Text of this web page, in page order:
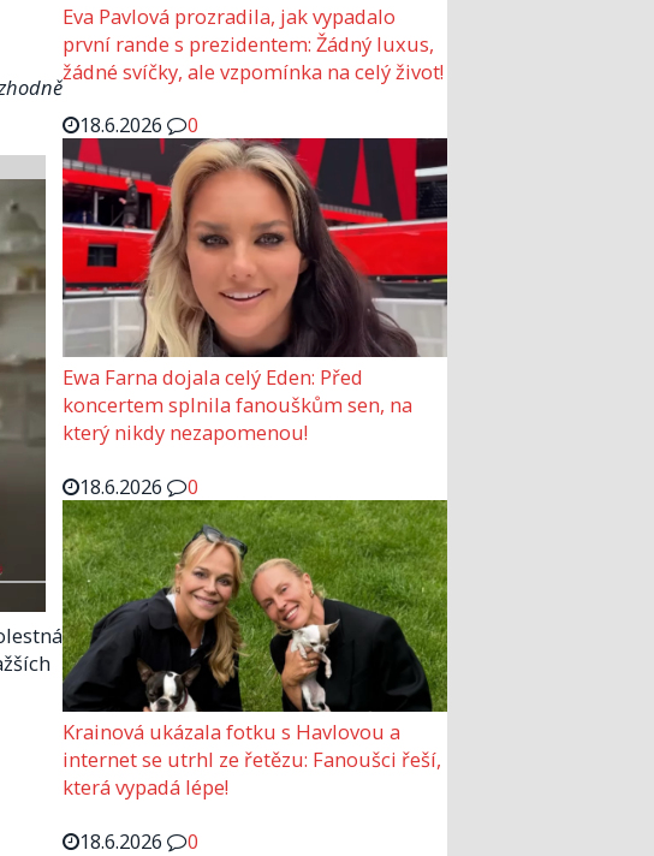
Eva Pavlová prozradila, jak vypadalo
první rande s prezidentem: Žádný luxus,
žádné svíčky, ale vzpomínka na celý život!
18.6.2026
0
Ewa Farna dojala celý Eden: Před
koncertem splnila fanouškům sen, na
který nikdy nezapomenou!
18.6.2026
0
Krainová ukázala fotku s Havlovou a
internet se utrhl ze řetězu: Fanoušci řeší,
která vypadá lépe!
18.6.2026
0